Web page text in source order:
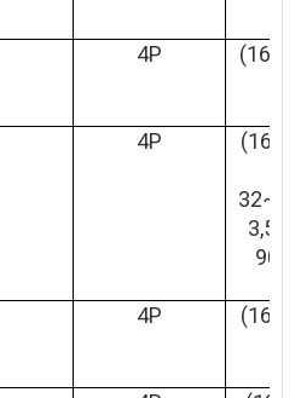
4P
4P
4P